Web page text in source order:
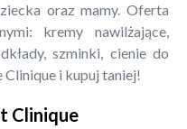
oraz mamy. Oferta
kremy nawilżające,
szminki, cienie do
i kupuj taniej!
Clinique